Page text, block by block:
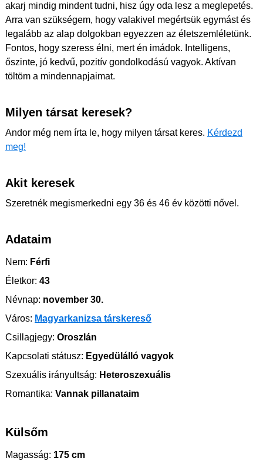
akarj mindig mindent tudni, hisz úgy oda lesz a meglepetés.
Arra van szükségem, hogy valakivel megértsük egymást és
legalább az alap dolgokban egyezzen az életszemléletünk.
Fontos, hogy szeress élni, mert én imádok. Intelligens,
őszinte, jó kedvű, pozitív gondolkodású vagyok. Aktívan
töltöm a mindennapjaimat.
Milyen társat keresek?
Andor még nem írta le, hogy milyen társat keres. Kérdezd
meg!
Akit keresek
Szeretnék megismerkedni egy 36 és 46 év közötti nővel.
Adataim
Nem: Férfi
Életkor: 43
Névnap: november 30.
Város: Magyarkanizsa társkereső
Csillagjegy: Oroszlán
Kapcsolati státusz: Egyedülálló vagyok
Szexuális irányultság: Heteroszexuális
Romantika: Vannak pillanataim
Külsőm
Magasság: 175 cm